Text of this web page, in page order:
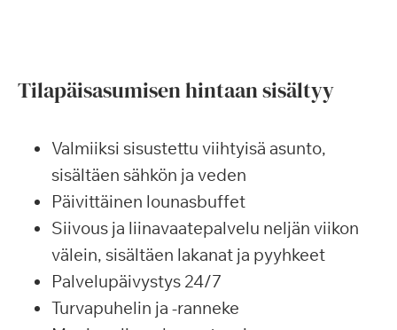
Tilapäisasumisen hintaan sisältyy
Valmiiksi sisustettu viihtyisä asunto,
sisältäen sähkön ja veden
Päivittäinen lounasbuffet
Siivous ja liinavaatepalvelu neljän viikon
välein, sisältäen lakanat ja pyyhkeet
Palvelupäivystys 24/7
Turvapuhelin ja -ranneke